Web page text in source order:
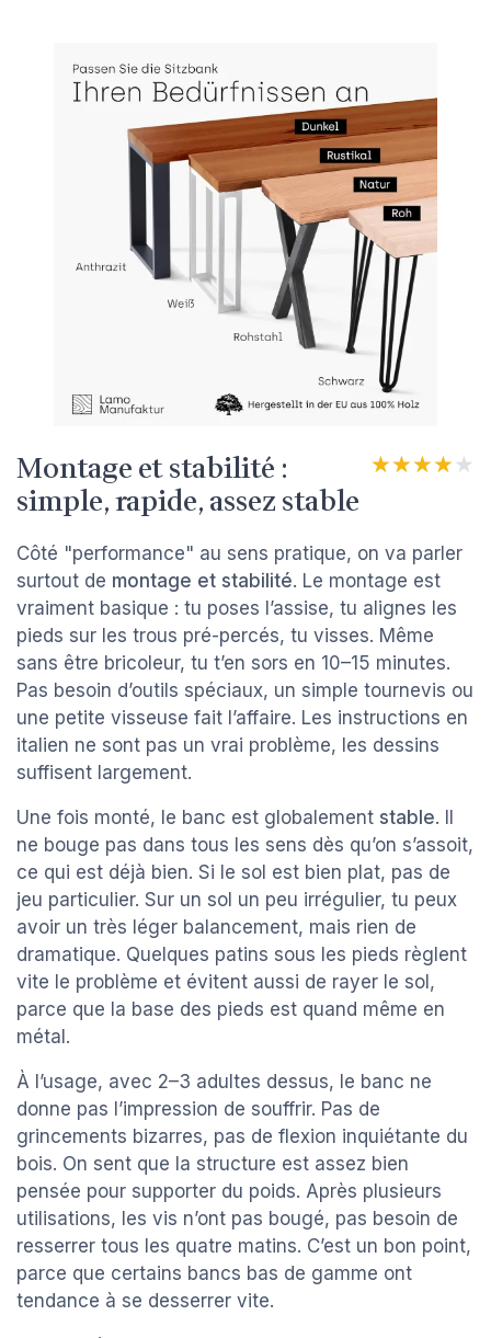
Montage et stabilité :
simple, rapide, assez stable
★★★★★
★★★★★
Côté "performance" au sens pratique, on va parler
surtout de montage et stabilité. Le montage est
vraiment basique : tu poses l’assise, tu alignes les
pieds sur les trous pré-percés, tu visses. Même
sans être bricoleur, tu t’en sors en 10–15 minutes.
Pas besoin d’outils spéciaux, un simple tournevis ou
une petite visseuse fait l’affaire. Les instructions en
italien ne sont pas un vrai problème, les dessins
suffisent largement.
Une fois monté, le banc est globalement stable. Il
ne bouge pas dans tous les sens dès qu’on s’assoit,
ce qui est déjà bien. Si le sol est bien plat, pas de
jeu particulier. Sur un sol un peu irrégulier, tu peux
avoir un très léger balancement, mais rien de
dramatique. Quelques patins sous les pieds règlent
vite le problème et évitent aussi de rayer le sol,
parce que la base des pieds est quand même en
métal.
À l’usage, avec 2–3 adultes dessus, le banc ne
donne pas l’impression de souffrir. Pas de
grincements bizarres, pas de flexion inquiétante du
bois. On sent que la structure est assez bien
pensée pour supporter du poids. Après plusieurs
utilisations, les vis n’ont pas bougé, pas besoin de
resserrer tous les quatre matins. C’est un bon point,
parce que certains bancs bas de gamme ont
tendance à se desserrer vite.